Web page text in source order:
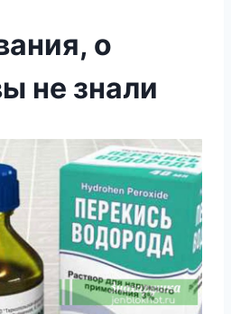
о
не знали